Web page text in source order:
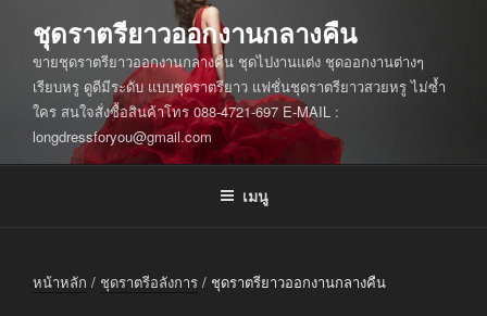
บทความ
ชุดราตรียาวออกงานกลางคืน
ขายชุดราตรียาวออกงานกลางคืน ชุดไปงานแต่ง ชุดออกงานต่างๆ
เรียบหรู ดูดีมีระดับ แบบชุดราตรียาว แฟชั่นชุดราตรียาวสวยหรู ไม่ซ้ำ
ใคร สนใจสั่งซื้อสินค้าโทร 088-4721-697 E-MAIL :
longdressforyou@gmail.com
เมนู
หน้าหลัก / ชุดราตรีอลังการ / ชุดราตรียาวออกงานกลางคืน